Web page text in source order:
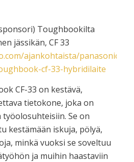
Toughbookilta
jässikän, CF 33
ajankohtaista/panasonicilta-
cf-33-hybridilaite
CF-33 on kestävä,
tietokone, joka on
Se on
kestämään iskuja, pölyä,
minkä vuoksi se soveltuu
ja muihin haastaviin